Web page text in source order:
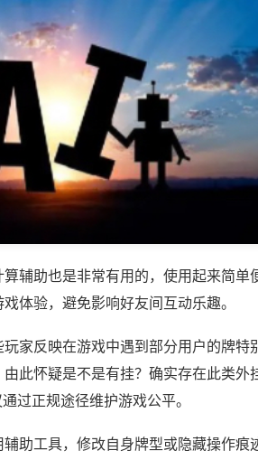
辅助也是非常有用的，使用起来简单
体验，避免影响好友间互动乐趣。
家反映在游戏中遇到部分用户的牌特
此怀疑是不是有挂？确实存在此类外
过正规途径维护游戏公平。
助工具，修改自身牌型或隐藏操作痕